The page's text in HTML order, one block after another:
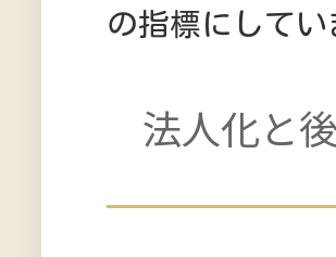
の指標にしてい
法人化と